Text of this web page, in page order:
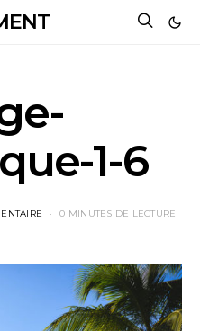
1-6
0 MINUTES DE LECTURE